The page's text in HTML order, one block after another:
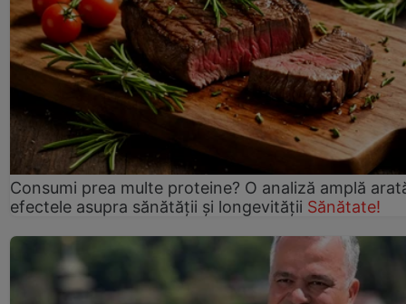
Consumi prea multe proteine? O analiză amplă
efectele asupra sănătății și longevității Sănătate!